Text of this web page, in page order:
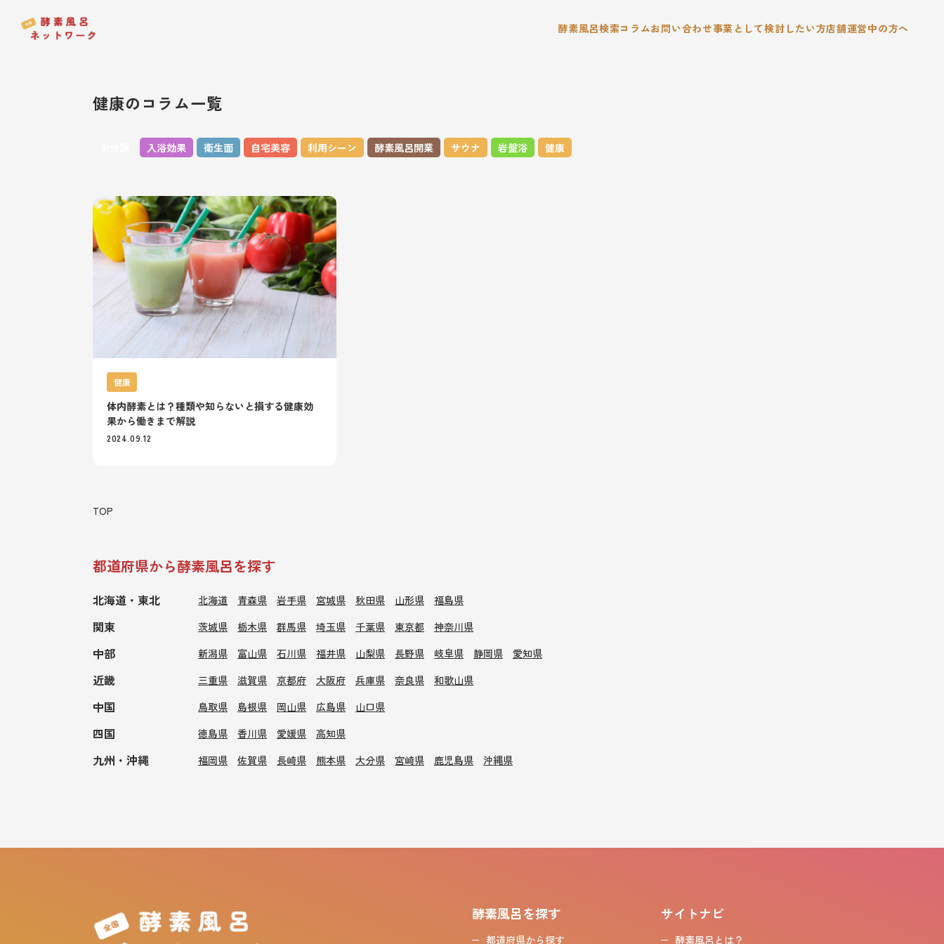
酵素風呂検索コラムお問い合わせ事業として検討したい方店舗運営中の方へ
健康のコラム一覧
入浴効果 衛生面 自宅美容 利用シーン 酵素風呂開業 サウナ 岩盤浴 健康
健康
体内酵素とは？種類や知らないと損する健康効
果から働きまで解説
2024.09.12
TOP
都道府県から酵素風呂を探す
北海道・東北 北海道 青森県 岩手県 宮城県 秋田県 山形県 福島県
関東 茨城県 栃木県 群馬県 埼玉県 千葉県 東京都 神奈川県
中部 新潟県 富山県 石川県 福井県 山梨県 長野県 岐阜県 静岡県 愛知県
近畿 三重県 滋賀県 京都府 大阪府 兵庫県 奈良県 和歌山県
中国 鳥取県 島根県 岡山県 広島県 山口県
四国 徳島県 香川県 愛媛県 高知県
九州・沖縄 福岡県 佐賀県 長崎県 熊本県 大分県 宮崎県 鹿児島県 沖縄県
酵素風呂を探す
都道府県から探す
サイトナビ
酵素風呂とは？